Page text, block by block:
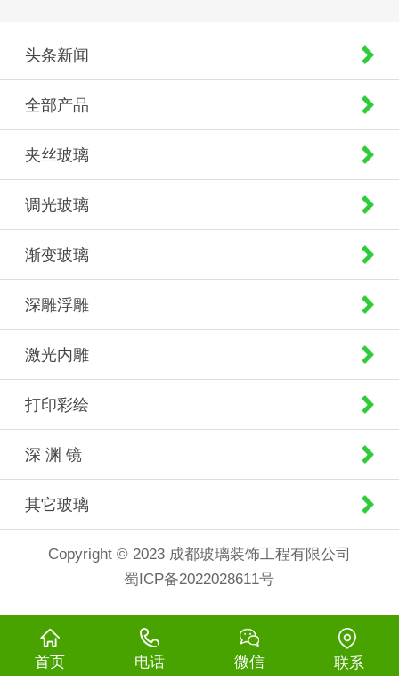
头条新闻
全部产品
夹丝玻璃
调光玻璃
渐变玻璃
深雕浮雕
激光内雕
打印彩绘
深 渊 镜
其它玻璃
Copyright © 2023 成都玻璃装饰工程有限公司
蜀ICP备2022028611号
首页 电话 微信 联系